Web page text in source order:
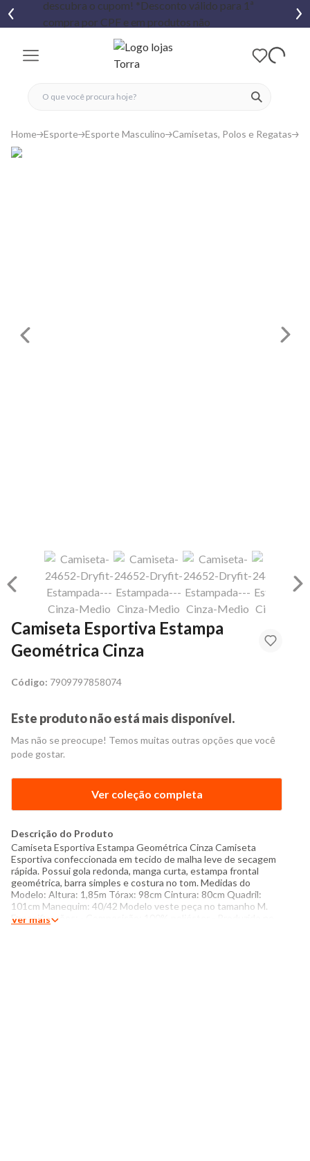
ver
fechar menu
fechar menu
favoritos
Home Esporte Esporte Masculino Camisetas, Polos e Regatas
Camiseta Esportiva Estampa
Geométrica Cinza
Código: 7909797858074
Este produto não está mais disponível.
Mas não se preocupe! Temos muitas outras opções que você
pode gostar.
Ver coleção completa
Descrição do Produto
Camiseta Esportiva Estampa Geométrica Cinza Camiseta
Esportiva confeccionada em tecido de malha leve de secagem
rápida. Possui gola redonda, manga curta, estampa frontal
geométrica, barra simples e costura no tom. Medidas do
Modelo: Altura: 1,85m Tórax: 98cm Cintura: 80cm Quadril:
101cm Manequim: 40/42 Modelo veste peça no tamanho M.
Especificações: - Composição: 100% poliéster - Produzido no
Ver mais